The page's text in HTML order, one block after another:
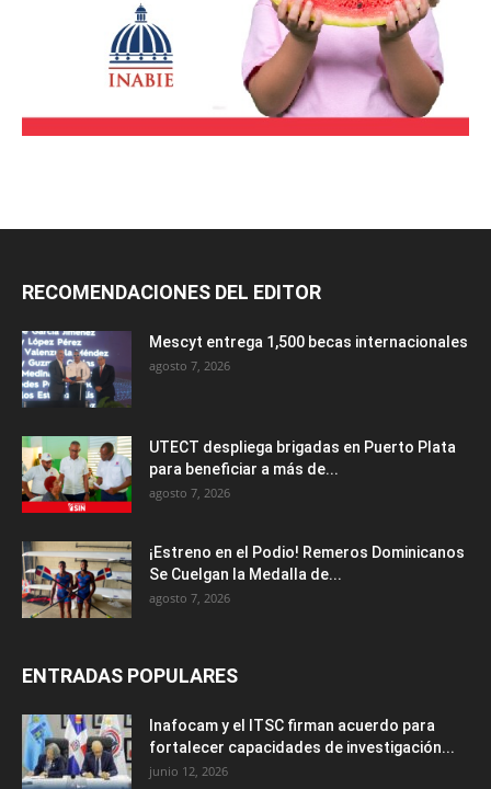
RECOMENDACIONES DEL EDITOR
Mescyt entrega 1,500 becas internacionales
agosto 7, 2026
UTECT despliega brigadas en Puerto Plata
para beneficiar a más de...
agosto 7, 2026
¡Estreno en el Podio! Remeros Dominicanos
Se Cuelgan la Medalla de...
agosto 7, 2026
ENTRADAS POPULARES
Inafocam y el ITSC firman acuerdo para
fortalecer capacidades de investigación...
junio 12, 2026